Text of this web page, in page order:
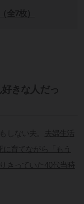
きな人だっ
しない夫。
夫婦生活
育てながら「もう
きっていた40代当時